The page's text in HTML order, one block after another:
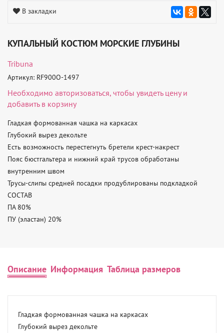
В закладки
КУПАЛЬНЫЙ КОСТЮМ МОРСКИЕ ГЛУБИНЫ
Tribuna
Артикул: RF900O-1497
Необходимо авторизоваться, чтобы увидеть цену и
добавить в корзину
Гладкая формованная чашка на каркасах
Глубокий вырез декольте
Есть возможность перестегнуть бретели крест-накрест
Пояс бюстгальтера и нижний край трусов обработаны
внутренним швом
Трусы-слипы средней посадки продублированы подкладкой
СОСТАВ
ПА 80%
ПУ (эластан) 20%
Описание Информация Таблица размеров
Гладкая формованная чашка на каркасах
Глубокий вырез декольте